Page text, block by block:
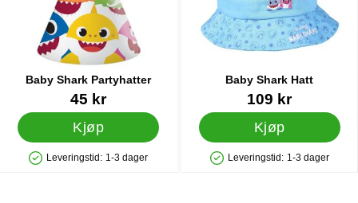
Baby Shark Partyhatter
Varenummer 42358
45 kr
Kjøp
Produkttilgjengelighet: På lager
Leveringstid: 1-3 dager
Baby Shark Hatt
Varenummer 35816
109 kr
Kjøp
Produkttilgjengelighet: På lager
Leveringstid: 1-3 dager